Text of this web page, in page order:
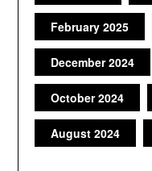
February 2025
December 2024
October 2024
August 2024